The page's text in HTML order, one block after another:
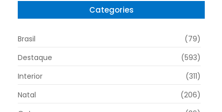
Categories
Brasil
(79)
Destaque
(593)
Interior
(311)
Natal
(206)